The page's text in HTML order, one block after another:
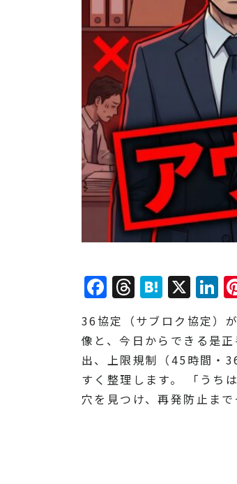
Facebook
Threads
X
36協定（サブロク協定）
像と、今日からできる是
出、上限規制（45時間・
すく整理します。 「うち
穴を見つけ、再発防止ま